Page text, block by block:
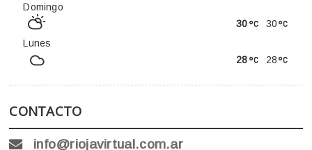
Domingo
30
30
Lunes
28
28
CONTACTO
info@riojavirtual.com.ar